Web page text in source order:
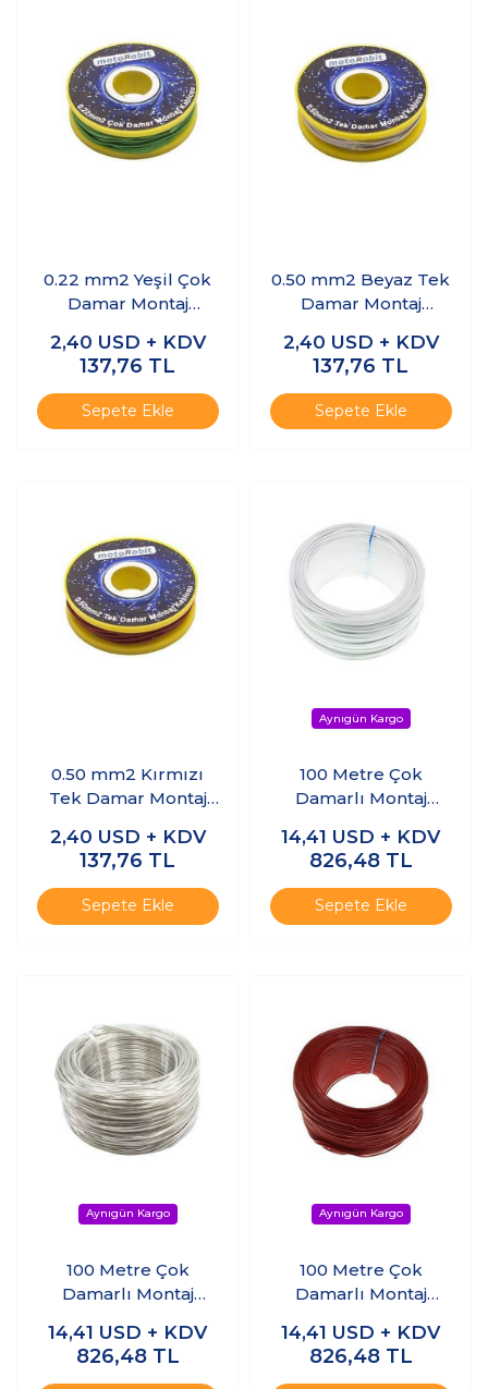
0.22 mm2 Yeşil Çok
Damar Montaj
2,40 USD + KDV
137,76 TL
Sepete Ekle
0.50 mm2 Beyaz Tek
Damar Montaj
2,40 USD + KDV
137,76 TL
Sepete Ekle
0.50 mm2 Kırmızı
Tek Damar Montaj
2,40 USD + KDV
137,76 TL
Sepete Ekle
100 Metre Çok
Damarlı Montaj
14,41 USD + KDV
826,48 TL
Sepete Ekle
100 Metre Çok
Damarlı Montaj
14,41 USD + KDV
826,48 TL
100 Metre Çok
Damarlı Montaj
14,41 USD + KDV
826,48 TL